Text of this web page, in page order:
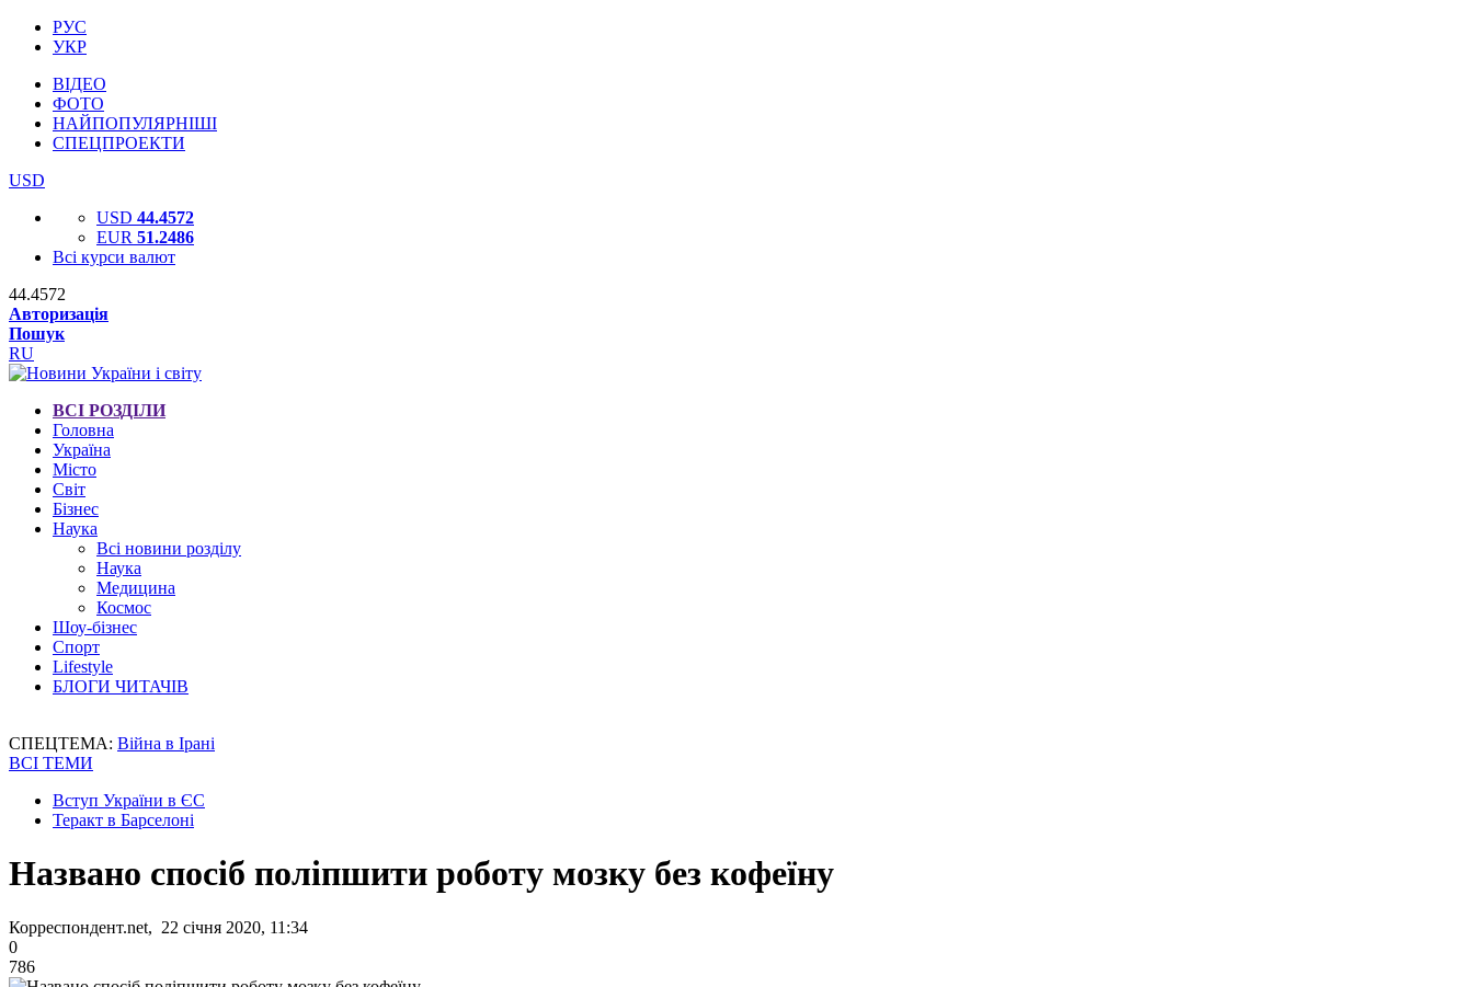
РУС
УКР
ВІДЕО
ФОТО
НАЙПОПУЛЯРНІШІ
СПЕЦПРОЕКТИ
USD
USD 44.4572
EUR 51.2486
Всі курси валют
44.4572
Авторизація
Пошук
RU
ВСІ РОЗДІЛИ
Головна
Україна
Місто
Світ
Бізнес
Наука
Всі новини розділу
Наука
Медицина
Космос
Шоу-бізнес
Спорт
Lifestyle
БЛОГИ ЧИТАЧІВ
СПЕЦТЕМА: Війна в Ірані
ВСІ ТЕМИ
Вступ України в ЄС
Теракт в Барселоні
Названо спосіб поліпшити роботу мозку без кофеїну
Корреспондент.net, 22 січня 2020, 11:34
0
786